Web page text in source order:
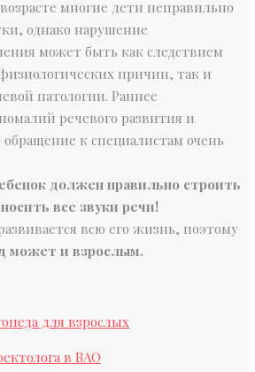
многие дети неправильно
однако нарушение
может быть как следствием
причин, так и
патологии. Раннее
речевого развития и
к специалистам очень
должен правильно строить
все звуки речи!
всю его жизнь, поэтому
может и взрослым.
для взрослых
в ВАО